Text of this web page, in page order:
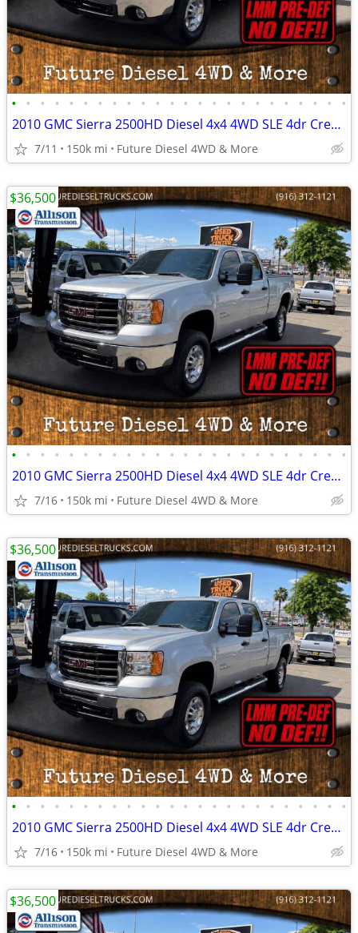
• • • • • • • • • • • • • • • • • • • • • • • •
2010 GMC Sierra 2500HD Diesel 4x4 4WD SLE 4dr Crew Cab SB Pickup Truck
7/11 150k mi Future Diesel 4WD & More
• • • • • • • • • • • • • • • • • • • • • • • •
2010 GMC Sierra 2500HD Diesel 4x4 4WD SLE 4dr Crew Cab SB Pickup Truck
7/16 150k mi Future Diesel 4WD & More
$36,500
• • • • • • • • • • • • • • • • • • • • • • • •
2010 GMC Sierra 2500HD Diesel 4x4 4WD SLE 4dr Crew Cab SB Pickup Truck
7/16 150k mi Future Diesel 4WD & More
$36,500
$36,500